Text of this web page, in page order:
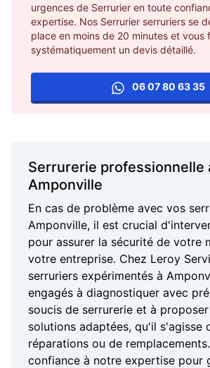
urgences de Serrurier en toute
expertise. Nos Serrurier serruriers se
place en moins de 20 minutes et vous
systématiquement un devis détaillé.
06 07 80 63 35
Serrurerie professionnelle
Amponville
En cas de problème avec vos
Amponville, il est crucial
pour assurer la sécurité de votre
votre entreprise. Chez Leroy
serruriers expérimentés à
engagés à diagnostiquer avec
soucis de serrurerie et à
solutions adaptées, qu'il s'agisse
réparations ou de
confiance à notre expertise pour